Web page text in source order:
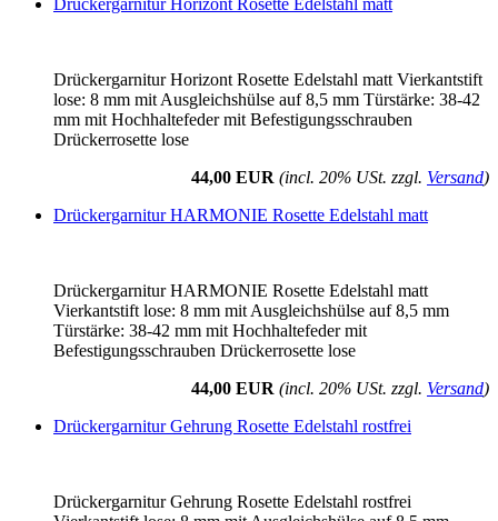
Drückergarnitur Horizont Rosette Edelstahl matt
Drückergarnitur Horizont Rosette Edelstahl matt Vierkantstift
lose: 8 mm mit Ausgleichshülse auf 8,5 mm Türstärke: 38-42
mm mit Hochhaltefeder mit Befestigungsschrauben
Drückerrosette lose
44,00 EUR (incl. 20% USt. zzgl. Versand)
Drückergarnitur HARMONIE Rosette Edelstahl matt
Drückergarnitur HARMONIE Rosette Edelstahl matt
Vierkantstift lose: 8 mm mit Ausgleichshülse auf 8,5 mm
Türstärke: 38-42 mm mit Hochhaltefeder mit
Befestigungsschrauben Drückerrosette lose
44,00 EUR (incl. 20% USt. zzgl. Versand)
Drückergarnitur Gehrung Rosette Edelstahl rostfrei
Drückergarnitur Gehrung Rosette Edelstahl rostfrei